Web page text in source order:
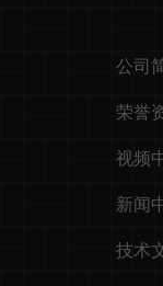
公司
荣誉
视频
新闻
技术